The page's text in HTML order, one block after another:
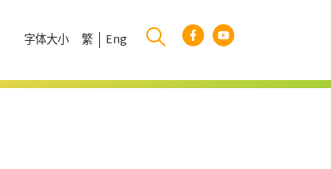
字体大小 繁 Eng